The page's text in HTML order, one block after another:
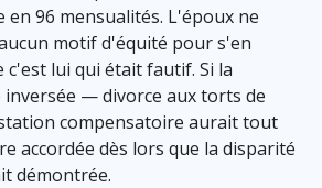
en 96 mensualités. L'époux ne
motif d'équité pour s'en
lui qui était fautif. Si la
— divorce aux torts de
compensatoire aurait tout
accordée dès lors que la disparité
démontrée.